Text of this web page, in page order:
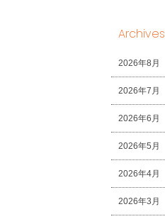
Archives
2026年8月
2026年7月
2026年6月
2026年5月
2026年4月
2026年3月